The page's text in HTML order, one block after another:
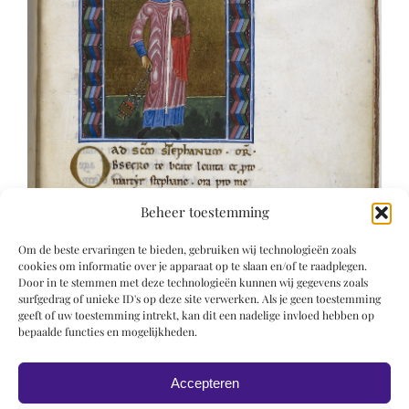
Beheer toestemming
Om de beste ervaringen te bieden, gebruiken wij technologieën zoals
cookies om informatie over je apparaat op te slaan en/of te raadplegen.
Door in te stemmen met deze technologieën kunnen wij gegevens zoals
surfgedrag of unieke ID's op deze site verwerken. Als je geen toestemming
geeft of uw toestemming intrekt, kan dit een nadelige invloed hebben op
bepaalde functies en mogelijkheden.
Accepteren